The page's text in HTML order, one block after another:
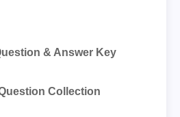
& Answer Key
Collection